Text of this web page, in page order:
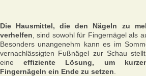
Die Hausmittel, die den Nägeln zu
verhelfen , sind sowohl für Fingernägel als
Besonders unangenehm kann es im
vernachlässigten Fußnägel zur Schau
eineeffiziente Lösung, um
Fingernägeln ein Ende zu setzen